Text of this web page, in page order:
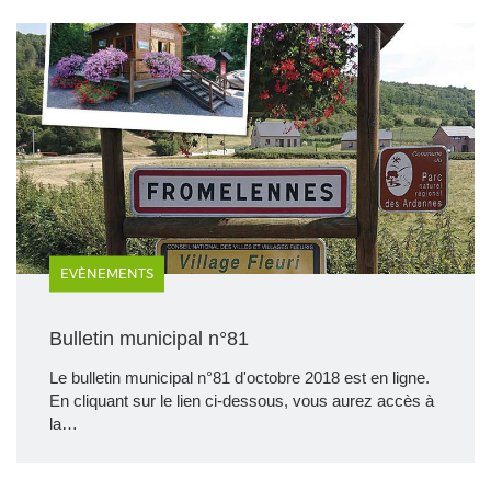
EVÈNEMENTS
Bulletin municipal n°81
Le bulletin municipal n°81 d'octobre 2018 est en ligne.
En cliquant sur le lien ci-dessous, vous aurez accès à
la…